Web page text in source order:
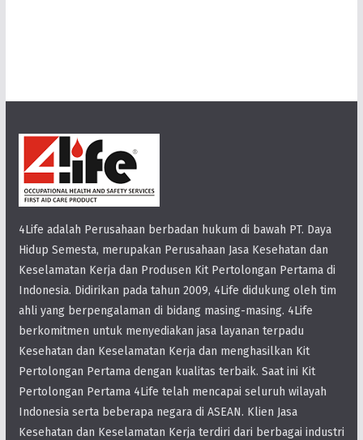
4Life adalah Perusahaan berbadan hukum di bawah PT. Daya
Hidup Semesta, merupakan Perusahaan Jasa Kesehatan dan
Keselamatan Kerja dan Produsen Kit Pertolongan Pertama di
Indonesia. Didirikan pada tahun 2009, 4Life didukung oleh tim
ahli yang berpengalaman di bidang masing-masing. 4Life
berkomitmen untuk menyediakan jasa layanan terpadu
Kesehatan dan Keselamatan Kerja dan menghasilkan Kit
Pertolongan Pertama dengan kualitas terbaik. Saat ini Kit
Pertolongan Pertama 4Life telah mencapai seluruh wilayah
Indonesia serta beberapa negara di ASEAN. Klien Jasa
Kesehatan dan Keselamatan Kerja terdiri dari berbagai industri